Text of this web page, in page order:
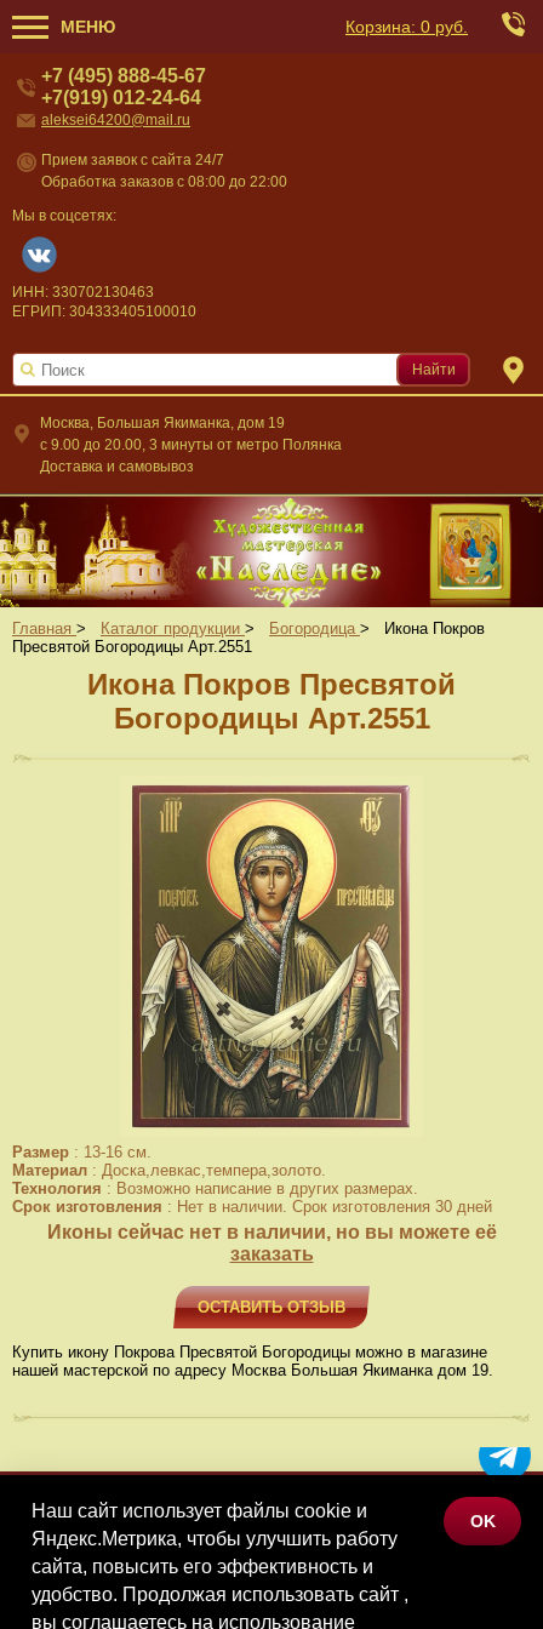
МЕНЮ Корзина: 0 руб.
Москва, Большая Якиманка, дом 19
c 9.00 до 20.00, 3 минуты от метро Полянка
Доставка и самовывоз
+7 (495) 888-45-67
+7(919) 012-24-64
aleksei64200@mail.ru
Прием заявок с сайта 24/7
Обработка заказов с 08:00 до 22:00
Мы в соцсетях:
ИНН: 330702130463
ЕГРИП: 304333405100010
Найти
Главная > Каталог продукции > Богородица >
Икона Покров
Пресвятой Богородицы Арт.2551
Икона Покров Пресвятой
Богородицы Арт.2551
Размер : 13-16 см.
Материал : Доска,левкас,темпера,золото.
Технология : Возможно написание в других размерах.
Срок изготовления : Нет в наличии. Срок изготовления 30 дней
Иконы сейчас нет в наличии, но вы можете её
заказать
ОСТАВИТЬ ОТЗЫВ
Купить икону Покрова Пресвятой Богородицы можно в магазине
нашей мастерской по адресу Москва Большая Якиманка дом 19.
МЕНЮ
КАТАЛОГ ТОВАРОВ
КОНТАКТЫ
Наш сайт использует файлы cookie и
Яндекс.Метрика, чтобы улучшить работу
сайта, повысить его эффективность и
удобство. Продолжая использовать сайт ,
вы соглашаетесь на использование
OK